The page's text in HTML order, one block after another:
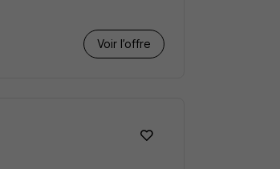
Voir l’offre